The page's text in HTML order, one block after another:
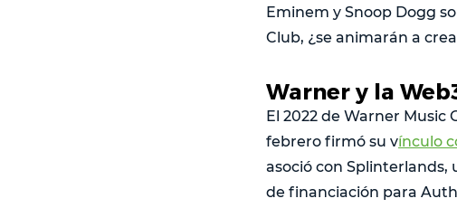
Eminem y Snoop Dogg
Club, ¿se animarán a
Warner y la
El 2022 de Warner
febrero firmó su vínculo
asoció con Splinterlands,
de financiación para